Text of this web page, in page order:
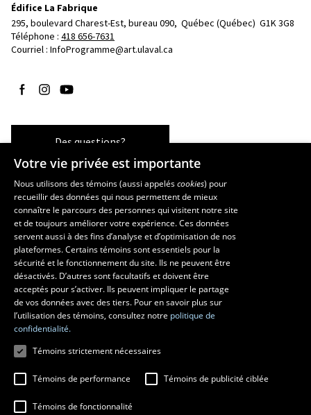
Édifice La Fabrique
295, boulevard Charest-Est, bureau 090, Québec (Québec)  G1K 3G8
Téléphone : 418 656-7631
Courriel : InfoProgramme@art.ulaval.ca
Suivez-nous sur Facebook
Suivez-nous sur Instagram
Suivez-nous sur YouTube
Des questions?
Les écoles et la recherche
École supérieure d’aménagement du territoire et de développement
régional
École d’architecture
École de design
Centre de recherche en aménagement et développement
Votre vie privée est importante
Nous utilisons des témoins (aussi appeléscookies) pour
recueillir des données qui nous permettent de mieux
connaître le parcours des personnes qui visitent notre site
et de toujours améliorer votre expérience. Ces données
servent aussi à des fins d’analyse et d’optimisation de nos
plateformes. Certains témoins sont essentiels pour la
sécurité et le fonctionnement du site. Ils ne peuvent être
désactivés. D’autres sont facultatifs et doivent être
acceptés pour s’activer. Ils peuvent impliquer le partage
de vos données avec des tiers. Pour en savoir plus sur
l’utilisation des témoins, consultez notre politique de
confidentialité.
Témoins strictement nécessaires
Témoins de performance Témoins de publicité ciblée
Témoins de fonctionnalité